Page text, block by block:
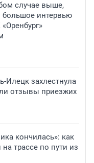
случае выше,
интервью
Илецк захлестнула
отзывы приезжих
кончилась»: как
трассе по пути из